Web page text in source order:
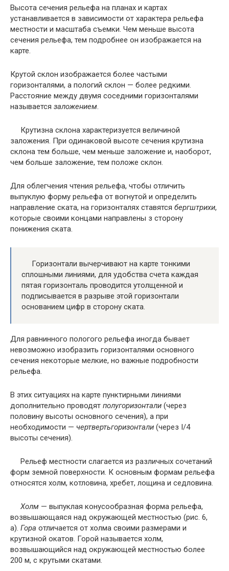
Высота сечения рельефа на планах и картах
устанавливается в зависимости от характера рельефа
местности и масштаба съемки. Чем меньше высота
сечения рельефа, тем подробнее он изображается на
карте.
Крутой склон изображается более частыми
горизонталями, а пологий склон — более редкими.
Расстояние между двумя соседними горизонталями
называется заложением.
Крутизна склона характеризуется величиной
заложения. При одинаковой высоте сечения крутизна
склона тем больше, чем меньше заложение и, наоборот,
чем больше заложение, тем положе склон.
Для облегчения чтения рельефа, чтобы отличить
выпуклую форму рельефа от вогнутой и определить
направление ската, на горизонталях ставятся бергштрихи,
которые своими концами направлены з сторону
понижения ската.
Горизонтали вычерчивают на карте тонкими
сплошными линиями, для удобства счета каждая
пятая горизонталь проводится утолщенной и
подписывается в разрыве этой горизонтали
основанием цифр в сторону ската.
Для равнинного пологого рельефа иногда бывает
невозможно изобразить горизонталями основного
сечения некоторые мелкие, но важные подробности
рельефа.
В этих ситуациях на карте пунктирными линиями
дополнительно проводят полугоризонтали (через
половину высоты основного сечения), а при
необходимости — чертвертьгоризонтали (через І/4
высоты сечения).
Рельеф местности слагается из различных сочетаний
форм земной поверхности. К основным формам рельефа
относятся холм, котловина, хребет, лощина и седловина.
Холм — выпуклая конусообразная форма рельефа,
возвышающаяся над окружающей местностью (рис. 6,
а). Гора отличается от холма своими размерами и
крутизной окатов. Горой называется холм,
возвышающийся над окружающей местностью более
200 м, с крутыми скатами.